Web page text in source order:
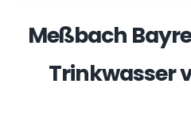
Meßbach
Trinkwasser